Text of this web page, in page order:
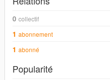
0 collectif
1 abonnement
1 abonné
Popularité